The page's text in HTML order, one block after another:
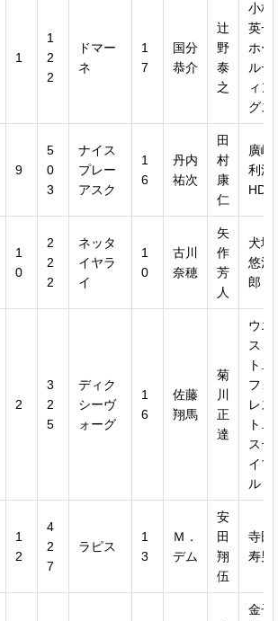
1
1
2
2
ドマー
ネ
1
7
国分
恭介
辻
野
泰
之
小林
英一
ホー
ルデ
ィン
グス
9
5
0
3
ナイス
プレー
アスク
1
6
丹内
祐次
田
村
康
仁
廣崎
利洋
HD
1
0
2
2
2
ネッタ
イヤラ
イ
1
0
古川
奈穂
矢
作
芳
人
犬塚
悠治
郎
2
3
2
5
ディク
シーヴ
ォーグ
1
6
佐藤
翔馬
菊
川
正
達
ウエ
ス
ト.
フォ
レス
ト.
ステ
イブ
ル
1
2
4
2
7
ラピス
1
3
Ｍ．
デム
安
田
翔
伍
寺田
寿男
金子